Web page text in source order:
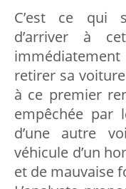
C’est ce qui
d’arriver à
retirer sa
à ce premier
empêchée par
d’une autre
véhicule d’un
et de mauvaise